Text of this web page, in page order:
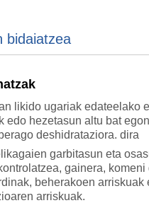
bidaiatzea
likido ugariak edateelako
edo hezetasun altu bat
deshidrataziora. dira
garbitasun eta
gainera, komeni
beherakoen arriskuak
arriskuak.